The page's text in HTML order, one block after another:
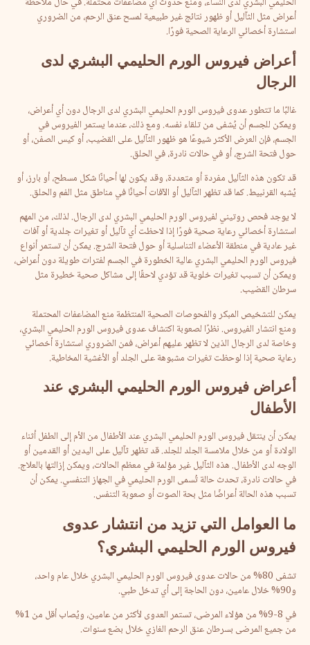
أعراض مثل الثآليل أو ظهور نتائج غير طبيعية لمسح عنق الرحم، من الضروري
استشارة أخصائي الرعاية الصحية فورًا.
أعراض فيروس الورم الحليمي البشري لدى
الرجال
غالبًا ما تتطور عدوى فيروس الورم الحليمي البشري لدى الرجال دون أي أعراض،
ويمكن للجسم أن يُشفى من تلقاء نفسه. ومع ذلك، عندما يستمر الفيروس في
الجسم، فإن العرض الأكثر شيوعًا هو ظهور الثآليل على القضيب، أو كيس الصفن، أو
حول فتحة الشرج، أو في حالات نادرة، في الحلق.
قد تكون هذه الثآليل مفردة أو متعددة، وقد يكون لها أحيانًا شكل مسطح، أو بارز، أو
يُشبه القرنبيط. كما قد تظهر الثآليل أو الآفات أحيانًا في مناطق مثل الفم والحلق.
لا يوجد فحص روتيني لفيروس الورم الحليمي البشري لدى الرجال. لذلك، من المهم
استشارة أخصائي رعاية صحية فورًا إذا لاحظت أي ثآليل أو تغيرات جلدية أو آفات
غير عادية في منطقة الأعضاء التناسلية أو حول فتحة الشرج. يمكن أن تستمر أنواع
فيروس الورم الحليمي البشري عالية الخطورة في الجسم لفترات طويلة دون أعراض،
ويمكن أن تسبب تغيرات خلوية قد تؤدي لاحقًا إلى مشاكل صحية خطيرة مثل
سرطان القضيب.
يمكن للتشخيص المبكر والفحوصات الصحية المنتظمة منع المضاعفات المحتملة
ومنع انتشار الفيروس. نظرًا لصعوبة اكتشاف عدوى فيروس الورم الحليمي البشري،
وخاصة لدى الرجال الذين لا تظهر عليهم أعراض، فمن الضروري استشارة أخصائي
رعاية صحية إذا لوحظت تغيرات مشبوهة على الجلد أو الأغشية المخاطية.
أعراض فيروس الورم الحليمي البشري عند
الأطفال
يمكن أن ينتقل فيروس الورم الحليمي البشري عند الأطفال من الأم إلى الطفل أثناء
الولادة أو من خلال ملامسة الجلد للجلد. قد تظهر ثآليل على اليدين أو القدمين أو
الوجه لدى الأطفال. هذه الثآليل غير مؤلمة في معظم الحالات، ويمكن إزالتها بالعلاج.
في حالات نادرة، تحدث حالة تُسمى الورم الحليمي في الجهاز التنفسي. يمكن أن
تسبب هذه الحالة أعراضًا مثل بحة الصوت أو صعوبة التنفس.
ما العوامل التي تزيد من انتشار عدوى
فيروس الورم الحليمي البشري؟
تشفى 80% من حالات عدوى فيروس الورم الحليمي البشري خلال عام واحد،
و90% خلال عامين، دون الحاجة إلى أي تدخل طبي.
في 8-9% من هؤلاء المرضى، تستمر العدوى لأكثر من عامين، ويُصاب أقل من 1%
من جميع المرضى بسرطان عنق الرحم الغازي خلال بضع سنوات.